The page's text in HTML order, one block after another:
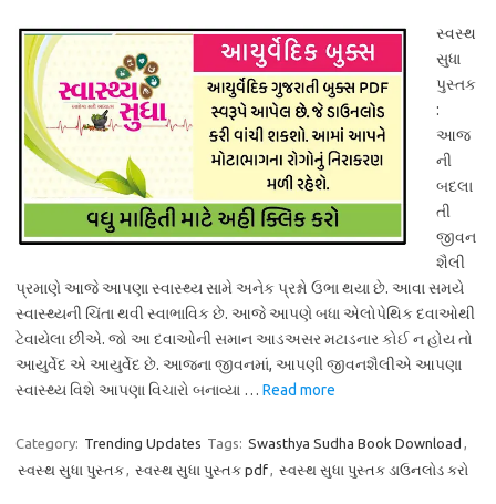
સ્વસ્થ
સુધા
પુસ્તક
:
આજ
ની
બદલા
તી
જીવન
શૈલી
પ્રમાણે આજે આપણા સ્વાસ્થ્ય સામે અનેક પ્રશ્નો ઉભા થયા છે. આવા સમયે
સ્વાસ્થ્યની ચિંતા થવી સ્વાભાવિક છે. આજે આપણે બધા એલોપેથિક દવાઓથી
ટેવાયેલા છીએ. જો આ દવાઓની સમાન આડઅસર મટાડનાર કોઈ ન હોય તો
આયુર્વેદ એ આયુર્વેદ છે. આજના જીવનમાં, આપણી જીવનશૈલીએ આપણા
સ્વાસ્થ્ય વિશે આપણા વિચારો બનાવ્યા … Read more
Category: Trending Updates Tags: Swasthya Sudha Book Download ,
સ્વસ્થ સુધા પુસ્તક, સ્વસ્થ સુધા પુસ્તક pdf, સ્વસ્થ સુધા પુસ્તક ડાઉનલોડ કરો